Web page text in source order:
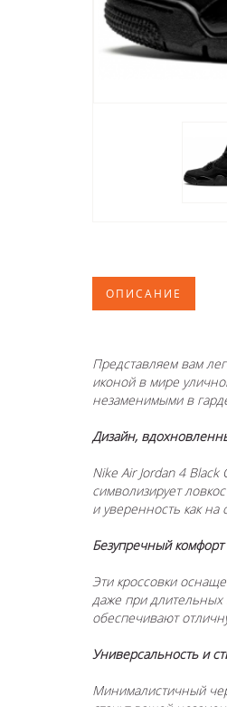
ОПИСАНИЕ
Представляем вам
иконой в мире
незаменимыми в
Дизайн,
Nike Air Jordan 4
символизирует
и уверенность как на
Безупречный
Эти кроссовки
даже при длительных
обеспечивают
Универсальность и
Минималистичный